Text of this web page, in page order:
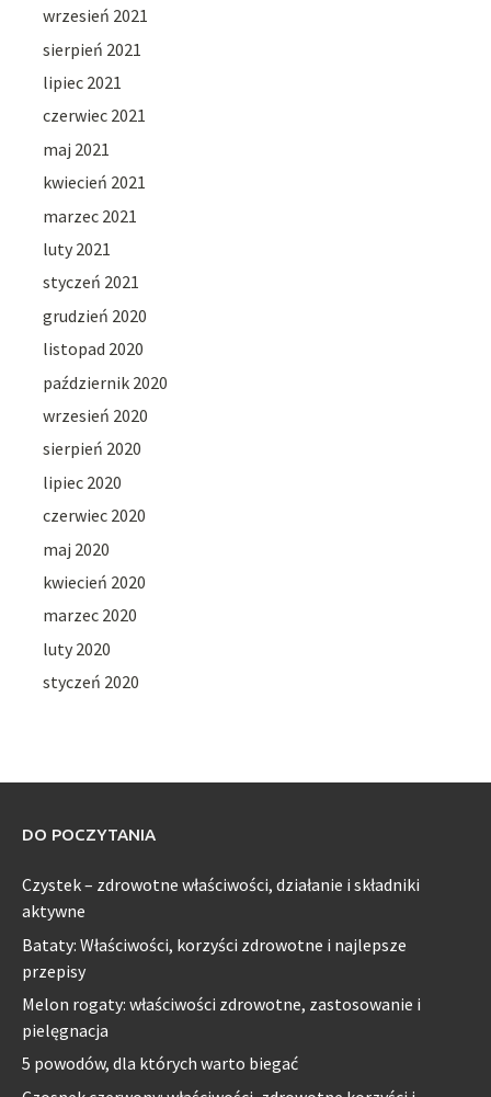
wrzesień 2021
sierpień 2021
lipiec 2021
czerwiec 2021
maj 2021
kwiecień 2021
marzec 2021
luty 2021
styczeń 2021
grudzień 2020
listopad 2020
październik 2020
wrzesień 2020
sierpień 2020
lipiec 2020
czerwiec 2020
maj 2020
kwiecień 2020
marzec 2020
luty 2020
styczeń 2020
DO POCZYTANIA
Czystek – zdrowotne właściwości, działanie i składniki
aktywne
Bataty: Właściwości, korzyści zdrowotne i najlepsze
przepisy
Melon rogaty: właściwości zdrowotne, zastosowanie i
pielęgnacja
5 powodów, dla których warto biegać